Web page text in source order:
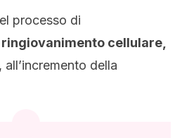
processo di
cellulare,
della